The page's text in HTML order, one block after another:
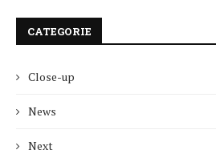
CATEGORIE
Close-up
News
Next